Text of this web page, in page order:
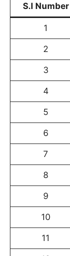
S.l Number
1
2
3
4
5
6
7
8
9
10
11